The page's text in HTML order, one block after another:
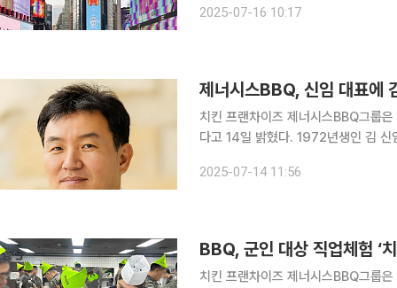
2025-07-16 10:17
제너시스BBQ, 신임 대표에
치킨 프랜차이즈 제너시스BBQ그룹
다고 14일 밝혔다. 1972년생인 김 신임 대표는 1996년 서울대 미학과를 졸업했고 2005년 미국
대표는 2005년부터 지난해까지 CJ
2025-07-14 11:56
BBQ, 군인 대상 직업체험 ‘
치킨 프랜차이즈 제너시스BBQ그룹